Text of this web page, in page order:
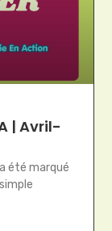
| Avril-
été marqué